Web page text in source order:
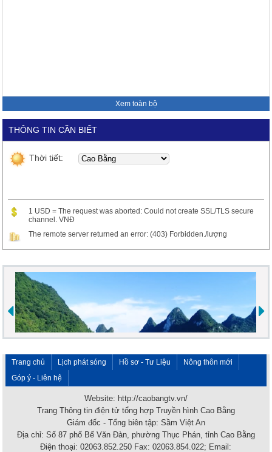
Xem toàn bộ
THÔNG TIN CẦN BIẾT
Thời tiết:
1 USD = The request was aborted: Could not create SSL/TLS secure
channel. VNĐ
The remote server returned an error: (403) Forbidden./lượng
Trang chủ Lịch phát sóng Hồ sơ - Tư Liệu
Nông thôn mới
Góp ý - Liên hệ
Website: http://caobangtv.vn/
Trang Thông tin điện tử tổng hợp Truyền hình Cao Bằng
Giám đốc - Tổng biên tập: Sầm Việt An
Địa chỉ: Số 87 phố Bế Văn Đàn, phường Thục Phán, tỉnh Cao Bằng
Điện thoại: 02063.852.250 Fax: 02063.854.022; Email: